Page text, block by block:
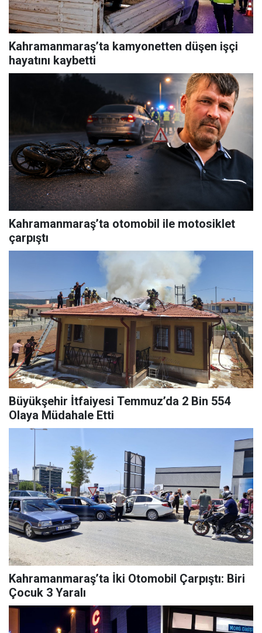
Kahramanmaraş’ta kamyonetten düşen işçi
hayatını kaybetti
Kahramanmaraş’ta otomobil ile motosiklet
çarpıştı
Büyükşehir İtfaiyesi Temmuz’da 2 Bin 554
Olaya Müdahale Etti
Kahramanmaraş’ta İki Otomobil Çarpıştı: Biri
Çocuk 3 Yaralı